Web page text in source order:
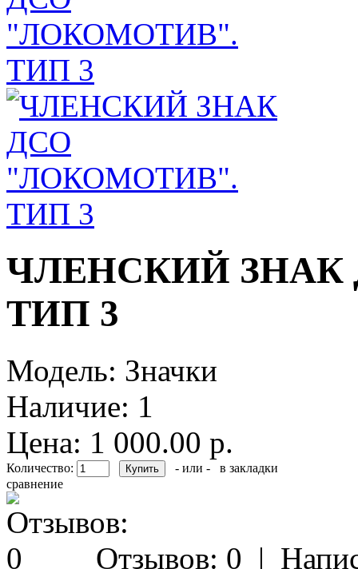
ЧЛЕНСКИЙ
ТИП 3
Модель: Значки
Наличие: 1
Цена: 1 000.00 р.
Количество: - или -
в закладки
сравнение
Отзывов: 0 |